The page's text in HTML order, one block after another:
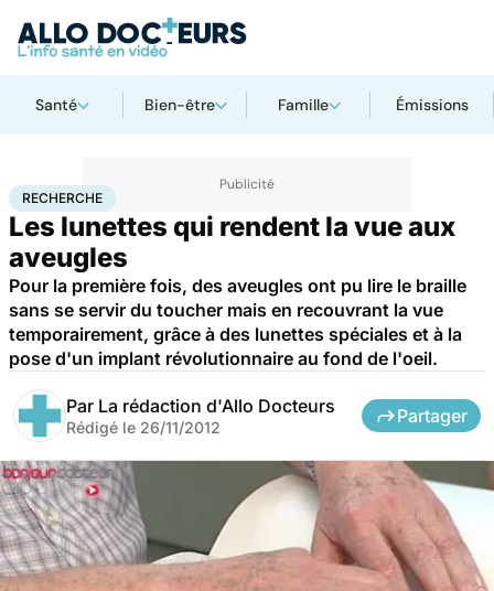
Santé Bien-être Famille Émissions
AccueilSantéMaladies Recherche
RECHERCHE
Les lunettes qui rendent la vue aux
aveugles
Pour la première fois, des aveugles ont pu lire le braille
sans se servir du toucher mais en recouvrant la vue
temporairement, grâce à des lunettes spéciales et à la
pose d'un implant révolutionnaire au fond de l'oeil.
Par La rédaction d'Allo Docteurs
Rédigé le 26/11/2012
Partager